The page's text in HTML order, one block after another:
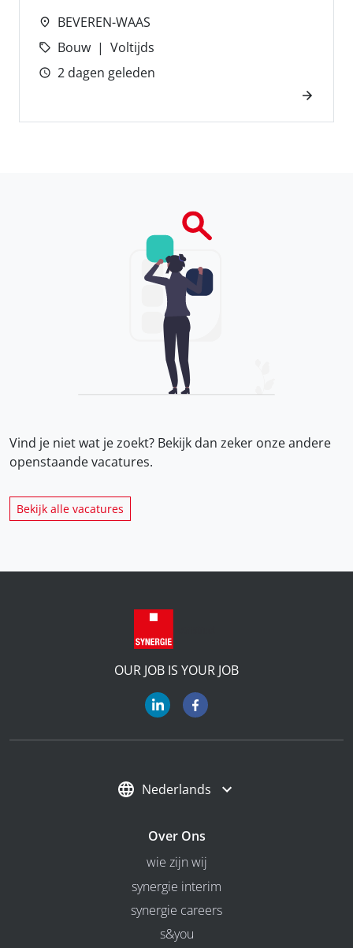
BEVEREN-WAAS
Bouw
Voltijds
2 dagen geleden
Vind je niet wat je zoekt? Bekijk dan zeker onzeandere
openstaande vacatures.
Bekijk alle vacatures
OUR JOB IS YOUR JOB
Nederlands
Over Ons
wie zijn wij
synergie interim
synergie careers
s&you